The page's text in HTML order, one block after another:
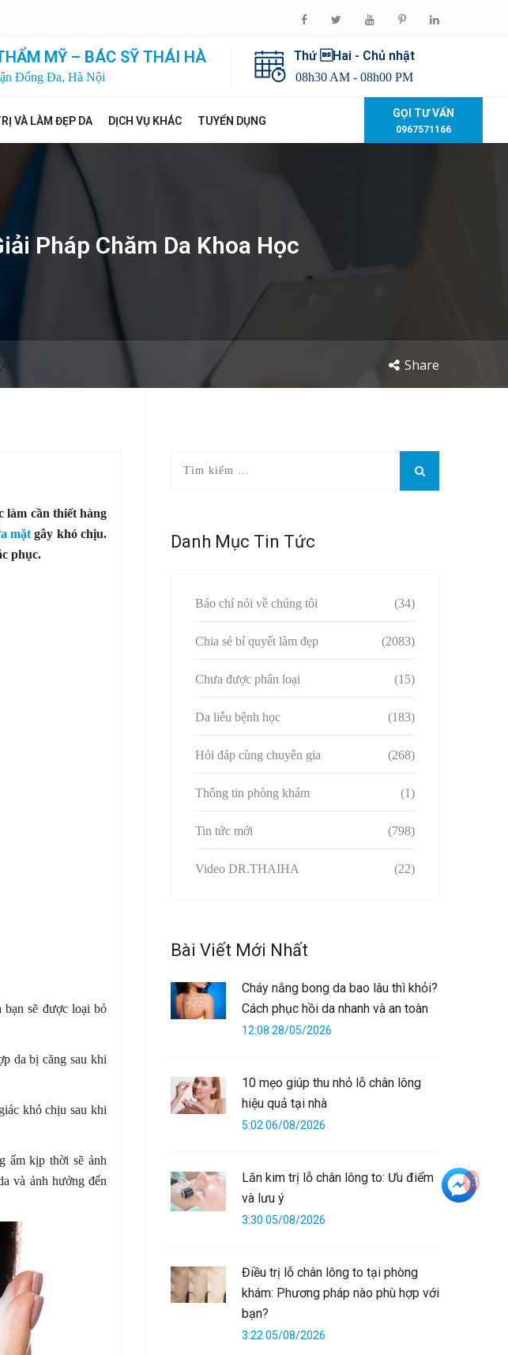
MỸ – BÁC SỸ THÁI HÀ
Đống Đa, Hà Nội
Thứ Hai - Chủ nhật
08h30 AM - 08h00 PM
VÀ LÀM ĐẸP DA DỊCH VỤ KHÁC TUYỂN DỤNG
GỌI TƯ VẤN
0967571166
Pháp Chăm Da Khoa Học
Share
làm cần thiết hàng
mặt gây khó chịu.
phục.
bạn sẽ được loại bỏ
da bị căng sau khi
khó chịu sau khi
ẩm kịp thời sẽ ảnh
và ảnh hưởng đến
Danh Mục Tin Tức
Báo chí nói về chúng tôi (34)
Chia sẻ bí quyết làm đẹp (2083)
Chưa được phân loại (15)
Da liễu bệnh học (183)
Hỏi đáp cùng chuyên gia (268)
Thông tin phòng khám (1)
Tin tức mới (798)
Video DR.THAIHA (22)
Bài Viết Mới Nhất
Cháy nắng bong da bao lâu thì khỏi?
Cách phục hồi da nhanh và an toàn
12:08 28/05/2026
10 mẹo giúp thu nhỏ lỗ chân lông
hiệu quả tại nhà
5:02 06/08/2026
Lăn kim trị lỗ chân lông to: Ưu điểm
và lưu ý
3:30 05/08/2026
Điều trị lỗ chân lông to tại phòng
khám: Phương pháp nào phù hợp với
bạn?
3:22 05/08/2026
+3